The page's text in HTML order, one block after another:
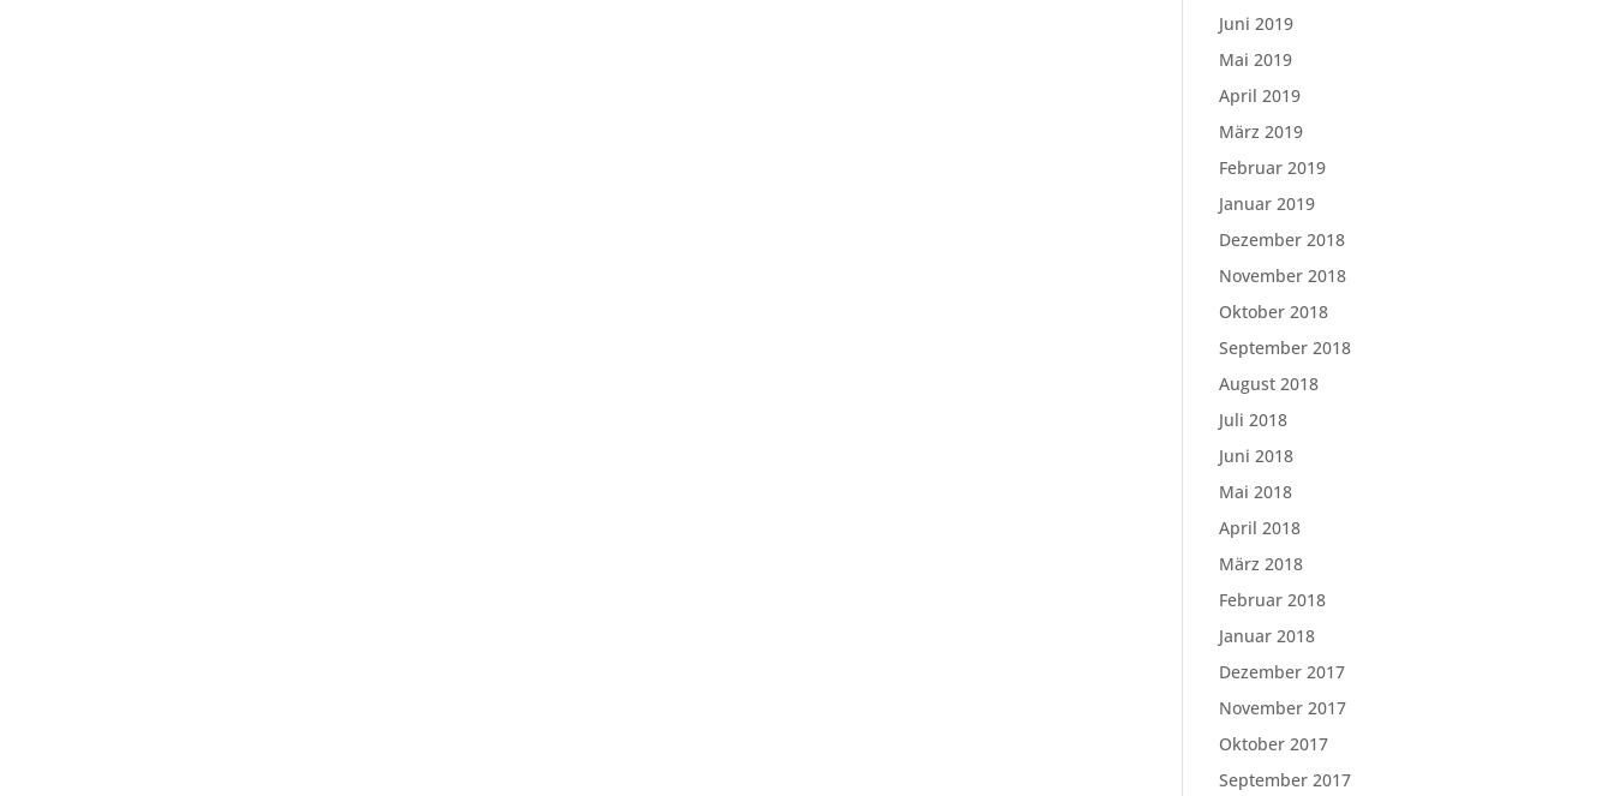
Juni 2019
Mai 2019
April 2019
März 2019
Februar 2019
Januar 2019
Dezember 2018
November 2018
Oktober 2018
September 2018
August 2018
Juli 2018
Juni 2018
Mai 2018
April 2018
März 2018
Februar 2018
Januar 2018
Dezember 2017
November 2017
Oktober 2017
September 2017